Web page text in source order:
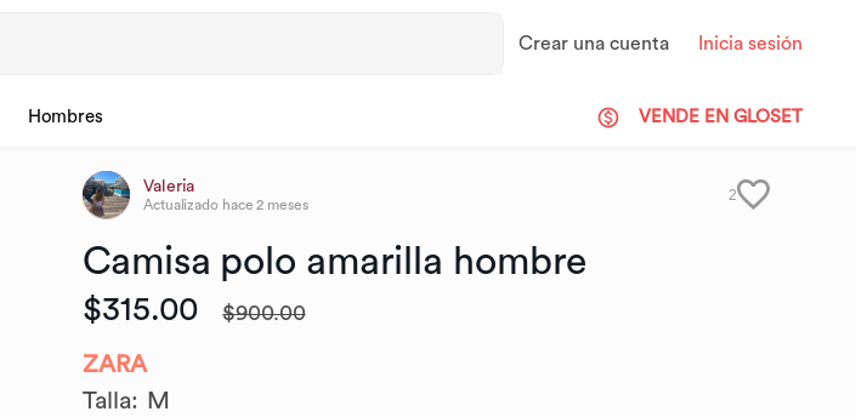
Crear una cuenta Inicia sesión
Hombres VENDE EN GLOSET
Valeria
Actualizado hace 2 meses
2
Camisa polo amarilla hombre
$315.00 $900.00
ZARA
Talla: M